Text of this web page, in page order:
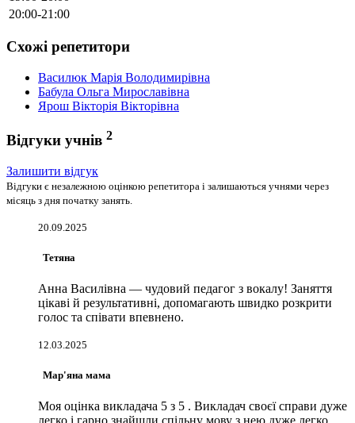
20:00-21:00
Схожі репетитори
Василюк Марія Володимирівна
Бабула Ольга Мирославівна
Ярош Вікторія Вікторівна
Відгуки учнів 2
Залишити відгук
Відгуки є незалежною оцінкою репетитора і залишаються учнями через
місяць з дня початку занять.
20.09.2025
Тетяна
Анна Василівна — чудовий педагог з вокалу! Заняття
цікаві й результативні, допомагають швидко розкрити
голос та співати впевнено.
12.03.2025
Мар'яна мама
Моя оцінка викладача 5 з 5 . Викладач своєї справи дуже